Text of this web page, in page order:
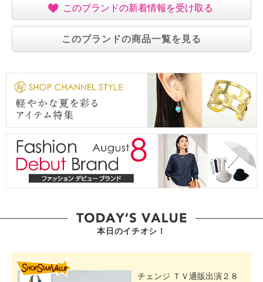
このブランドの新着情報を受け取る
このブランドの商品一覧を見る
本日のイチオシ！
チェンジ ＴＶ通販出演２８